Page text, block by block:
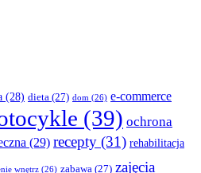
(28) dieta (27) dom (26) e-commerce
(39) ochrona
(29) recepty (31) rehabilitacja
wnętrz (26) zabawa (27) zajęcia